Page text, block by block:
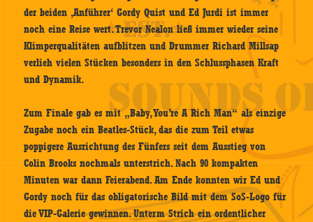
der beiden ‚Anführer‘ Gordy Quist und Ed Jurdi ist immer
noch eine Reise wert. Trevor Nealon ließ immer wieder seine
Klimperqualitäten aufblitzen und Drummer Richard Millsap
verlieh vielen Stücken besonders in den Schlussphasen Kraft
und Dynamik.
Zum Finale gab es mit „Baby, You’re A Rich Man“ als einzige
Zugabe noch ein Beatles-Stück, das die zum Teil etwas
poppigere Ausrichtung des Fünfers seit dem Ausstieg von
Colin Brooks nochmals unterstrich. Nach 90 kompakten
Minuten war dann Feierabend. Am Ende konnten wir Ed und
Gordy noch für das obligatorische Bild mit dem SoS-Logo für
die VIP-Galerie gewinnen. Unterm Strich ein ordentlicher